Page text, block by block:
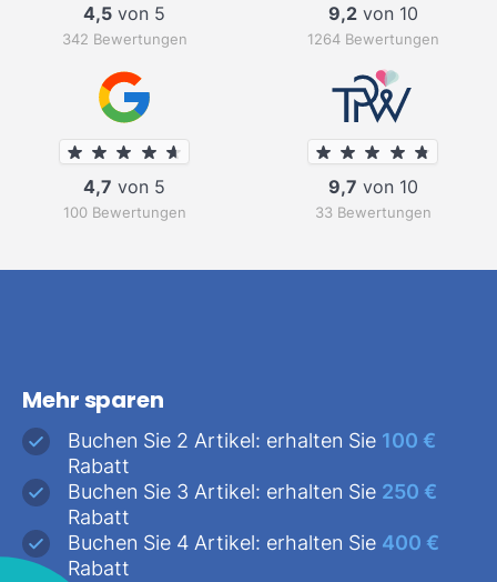
4,5 von 5
342 Bewertungen
9,2von 10
1264 Bewertungen
4,7 von 5
100 Bewertungen
9,7 von 10
33 Bewertungen
Mehr sparen
Buchen Sie 2 Artikel: erhalten Sie 100 €
Rabatt
Buchen Sie 3 Artikel: erhalten Sie 250 €
Rabatt
Buchen Sie 4 Artikel: erhalten Sie 400 €
Rabatt